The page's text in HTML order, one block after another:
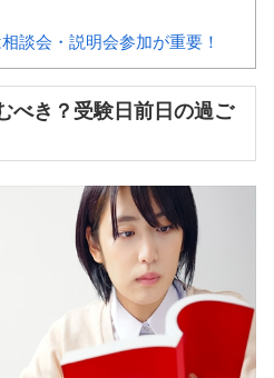
談会・説明会参加が重要！
べき？受験日前日の過ご